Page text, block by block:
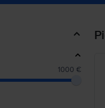
1000 €